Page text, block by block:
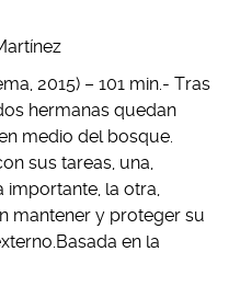
2015) – 101 min.- Tras
hermanas quedan
medio del bosque.
sus tareas, una,
la otra,
mantener y proteger su
en la